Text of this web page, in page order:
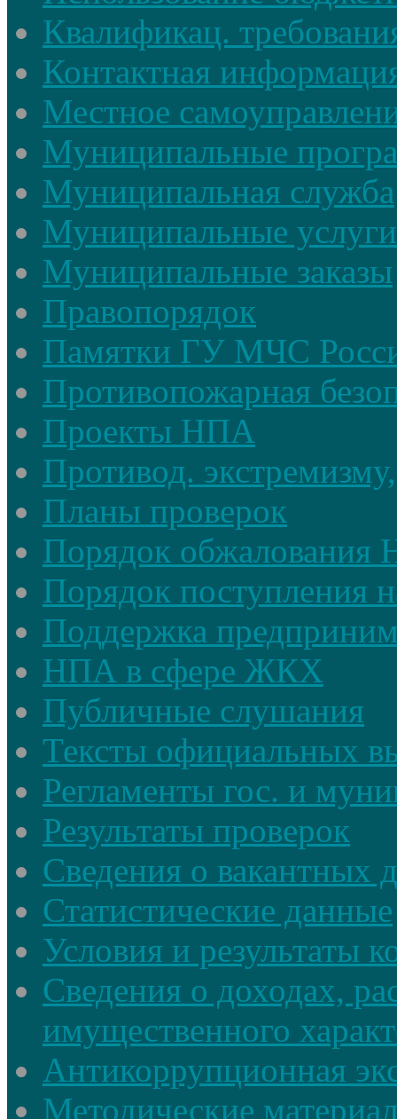
Квалификац.
Контактная
Местное
Муниципальные
Муниципальная служба
Муниципальные услуги
Муниципальные заказы
Правопорядок
Памятки ГУ МЧС
Противопожарная
Проекты НПА
Противод.
Планы проверок
Порядок
Порядок поступления
Поддержка
НПА в сфере ЖКХ
Публичные слушания
Тексты официальных
Регламенты гос. и
Результаты проверок
Сведения о вакантных
Статистические данные
Условия и результаты
Сведения о доходах,
имущественного
Антикоррупционная
Методические